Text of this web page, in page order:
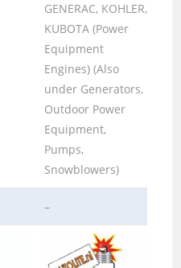
GENERAC, KOHLER,
KUBOTA (Power
Equipment
Engines) (Also
under Generators,
Outdoor Power
Equipment,
Pumps,
Snowblowers)
–